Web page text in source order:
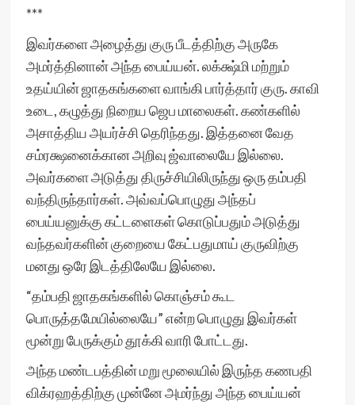
***
இவர்களை அழைத்து குரு பீடத்திற்கு அருகே
அமர்த்தினான் அந்த பைய்யன். லக்க்ஷ்மி மற்றும்
உதய்யின் ஜாதகங்களை வாங்கி பார்த்தார் குரு. காவி
உடை, கழுத்து நிறைய ஜெப மாலைகள். கண்களில்
அசாத்திய அயர்ச்சி தெரிந்தது. இத்தனை வேத
சம்ரக்ஷனைக்கான அறிவு ஜ்வாலையே இல்லை.
அவர்களை அடுத்து திருச்சியிலிருந்து ஒரு தம்பதி
வந்திருந்தார்கள். அவ்வப்பொழுது அந்தப்
பைய்யனுக்கு கட்டளைகள் கொடுப்பதும் அடுத்து
வந்தவர்களின் குறையை கேட்பதுமாய் குருவிற்கு
மனது ஒரே இடத்திலேயே இல்லை.
“தம்பதி ஜாதகங்களில் கொஞ்சம் கூட
பொருத்தமேயில்லையே” என்ற பொழுது இவர்கள்
மூன்று பேருக்கும் தூக்கி வாரி போட்டது.
அந்த மண்டபத்தின் மறு மூலையில் இருந்த கணபதி
விக்ரஹத்திற்கு முன்னே அமர்ந்து அந்த பைய்யன்